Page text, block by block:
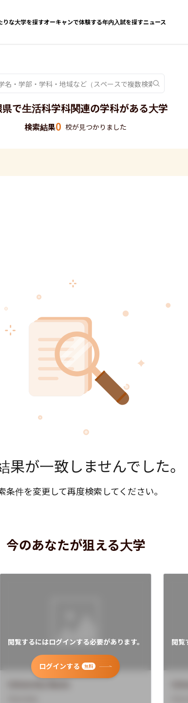
りな大学を探すオーキャンで体験する年内入試を探すニュース
で生活科学科関連の学科がある大学
検索結果0 校が見つかりました
果が一致しませんでした。
条件を変更して再度検索してください。
今のあなたが狙える大学
閲覧するにはログインする必要があります。
ログインする 無料
閲覧